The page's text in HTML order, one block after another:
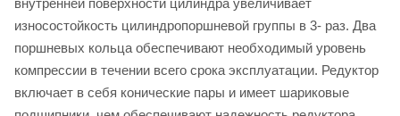
внутренней поверхности цилиндра увеличивает
износостойкость цилиндропоршневой группы в 3- раз. Два
поршневых кольца обеспечивают необходимый уровень
компрессии в течении всего срока эксплуатации. Редуктор
включает в себя конические пары и имеет шариковые